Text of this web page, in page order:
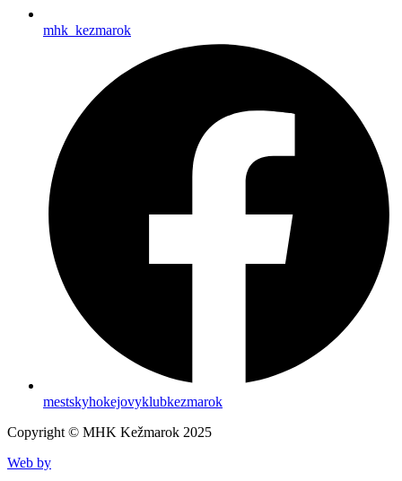
mhk_kezmarok
mestskyhokejovyklubkezmarok
Copyright © MHK Kežmarok 2025
Web by